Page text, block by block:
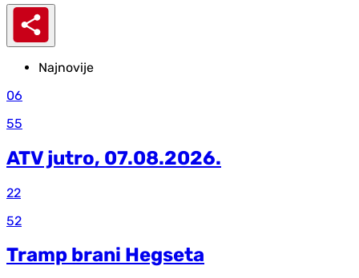
Najnovije
06
55
ATV jutro, 07.08.2026.
22
52
Tramp brani Hegseta